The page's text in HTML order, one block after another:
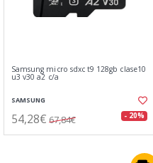
Samsung micro sdxc t9 128gb clase10
u3 v30 a2 c/a
SAMSUNG
54,28€ 67,84€ - 20%